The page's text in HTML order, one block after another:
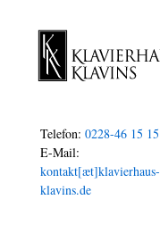
Telefon:0228-46 15 15
E-Mail:
kontakt[æt]klavierhaus-
klavins.de